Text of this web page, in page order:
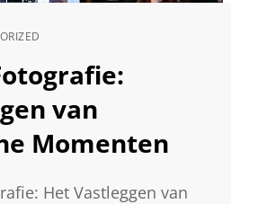
van
Momenten
Het Vastleggen van